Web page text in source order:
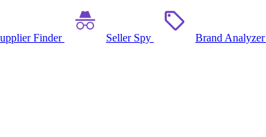
Finder Seller Spy Brand Analyzer